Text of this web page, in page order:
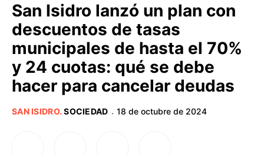
BUENOS AIRES
PROVINCIAS
San Isidro lanzó un plan con
descuentos de tasas
municipales de hasta el 70%
y 24 cuotas: qué se debe
hacer para cancelar deudas
SAN ISIDRO.SOCIEDAD · 18 de octubre de 2024